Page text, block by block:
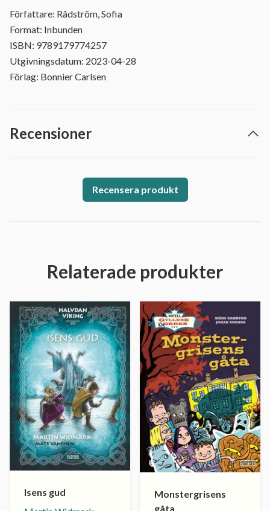
Författare: Rådström, Sofia
Format: Inbunden
ISBN: 9789179774257
Utgivningsdatum: 2023-04-28
Förlag: Bonnier Carlsen
Recensioner
Recensera produkt
Relaterade produkter
Isens gud
Monstergrisens
gåta